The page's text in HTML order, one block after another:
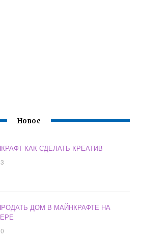
Новое
КАК СДЕЛАТЬ КРЕАТИВ
ДОМ В МАЙНКРАФТЕ НА